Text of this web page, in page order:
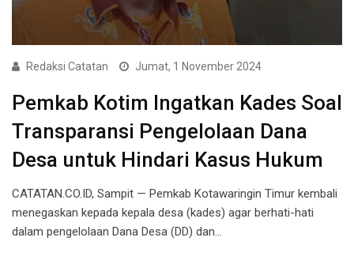
Redaksi Catatan Jumat, 1 November 2024
Pemkab Kotim Ingatkan Kades Soal
Transparansi Pengelolaan Dana
Desa untuk Hindari Kasus Hukum
CATATAN.CO.ID, Sampit — Pemkab Kotawaringin Timur kembali
menegaskan kepada kepala desa (kades) agar berhati-hati
dalam pengelolaan Dana Desa (DD) dan…